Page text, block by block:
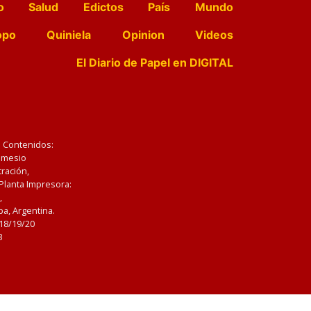
Salud Edictos País
Mundo
Quiniela Opinion
Videos
El Diario de Papel en DIGITAL
Impresora:
Argentina.
19/20